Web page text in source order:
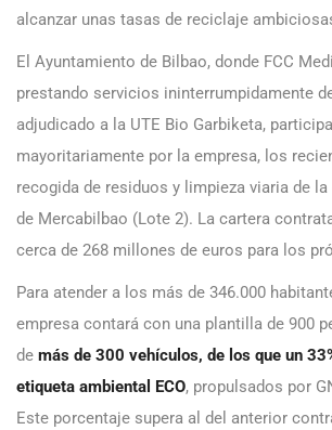
alcanzar unas tasas de reciclaje
El Ayuntamiento de Bilbao, donde FCC
prestando servicios ininterrumpidamente
adjudicado a la UTE Bio Garbiketa,
mayoritariamente por la empresa, los
recogida de residuos y limpieza viaria de
de Mercabilbao (Lote 2). La cartera
cerca de 268 millones de euros para los
Para atender a los más de 346.000
empresa contará con una plantilla de 900
de más de 300 vehículos, de los que un
etiqueta ambiental ECO, propulsados por
Este porcentaje supera al del anterior